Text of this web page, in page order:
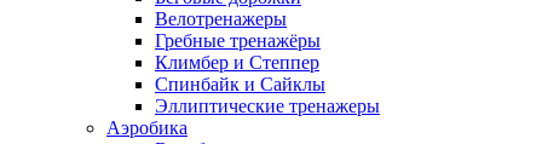
Велотренажеры
Гребные тренажёры
Климбер и Степпер
Спинбайк и Сайклы
Эллиптические тренажеры
Аэробика